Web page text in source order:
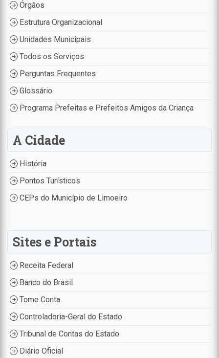
Órgãos
Estrutura Organizacional
Unidades Municipais
Todos os Serviços
Perguntas Frequentes
Glossário
Programa Prefeitas e Prefeitos Amigos da Criança
A Cidade
História
Pontos Turísticos
CEPs do Município de Limoeiro
Sites e Portais
Receita Federal
Banco do Brasil
Tome Conta
Controladoria-Geral do Estado
Tribunal de Contas do Estado
Diário Oficial